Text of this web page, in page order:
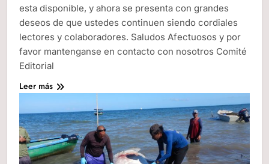
esta disponible, y ahora se presenta con grandes
deseos de que ustedes continuen siendo cordiales
lectores y colaboradores. Saludos Afectuosos y por
favor mantenganse en contacto con nosotros Comité
Editorial
Leer más